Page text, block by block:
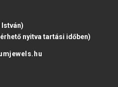
nyitva tartási időben)